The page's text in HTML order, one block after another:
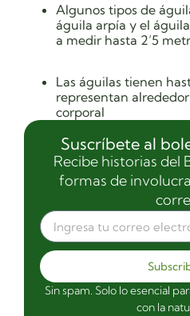
Algunos tipos de
águila arpía y el
a medir hasta 2’5
Las águilas tienen
representan
corporal
Suscríbete al
Recibe historias del
formas de
Sin spam. Solo lo esencial
con la